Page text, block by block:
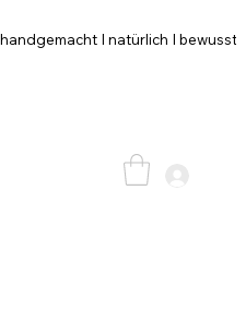
I natürlich I bewusst